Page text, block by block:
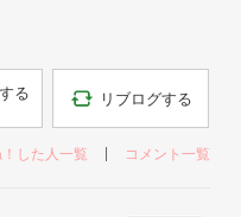
る リブログする
した人一覧 コメント一覧